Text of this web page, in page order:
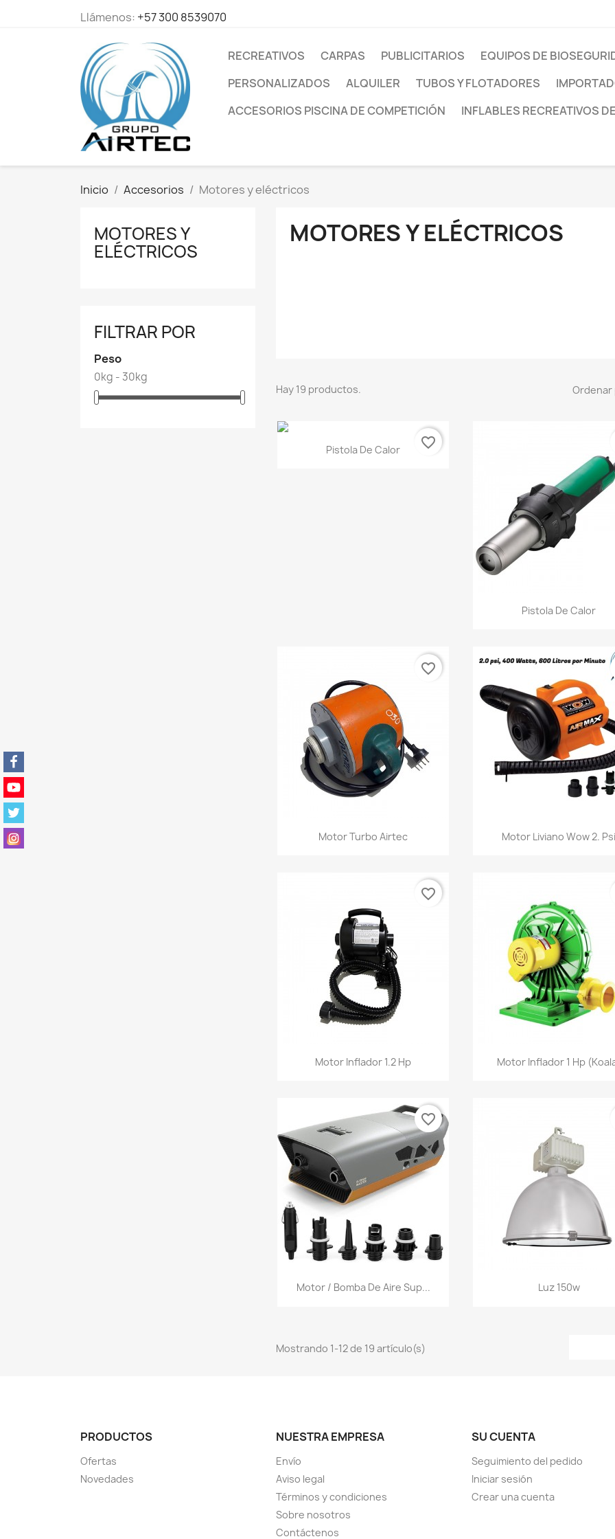
Llámenos: +57 300 8539070
RECREATIVOS CARPAS PUBLICITARIOS EQUIPOS DE
PERSONALIZADOS
ALQUILER TUBOS Y FLOTADORES
ACCESORIOS PISCINA DE COMPETICIÓN
INFLABLES RECREATIVOS
Inicio Accesorios Motores y eléctricos
MOTORES Y
ELÉCTRICOS
FILTRAR POR
Peso
0kg - 30kg
MOTORES Y ELÉCTRICOS
Hay 19 productos. Ordenar
Vista rápida
Pistola De Calor favorite_border
Vista rápida
Pistola De Calor
Vista rápida
Motor Turbo Airtec
favorite_border
 Vista rápida
Motor Liviano Wow 2. Psi
Vista rápida
Motor Inflador 1.2 Hp
favorite_border
Vista rápida
Motor Inflador 1 Hp
Vista rápida
Motor / Bomba De Aire Sup...
favorite_border
Vista rápida
Luz 150w
Mostrando 1-12 de 19 artículo(s)
PRODUCTOS
Ofertas
Novedades
NUESTRA EMPRESA
Envío
Aviso legal
Términos y condiciones
Sobre nosotros
Contáctenos
SU CUENTA
Seguimiento del pedido
Iniciar sesión
Crear una cuenta